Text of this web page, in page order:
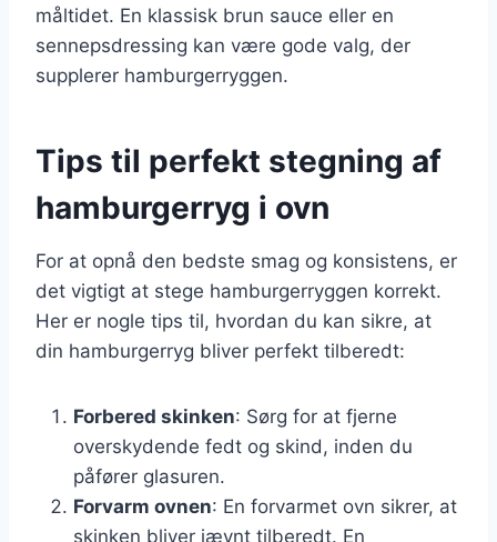
måltidet. En klassisk brun sauce eller en
sennepsdressing kan være gode valg, der
supplerer hamburgerryggen.
Tips til perfekt stegning af
hamburgerryg i ovn
For at opnå den bedste smag og konsistens, er
det vigtigt at stege hamburgerryggen korrekt.
Her er nogle tips til, hvordan du kan sikre, at
din hamburgerryg bliver perfekt tilberedt:
Forbered skinken: Sørg for at fjerne
overskydende fedt og skind, inden du
påfører glasuren.
Forvarm ovnen: En forvarmet ovn sikrer, at
skinken bliver jævnt tilberedt. En